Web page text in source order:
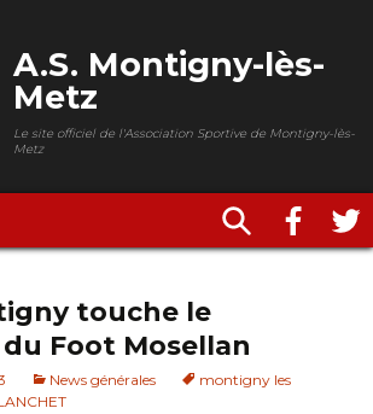
A.S. Montigny-lès-
Metz
Le site officiel de l'Association Sportive de Montigny-lès-
Metz
touche le
du Foot Mosellan
News générales
montigny les